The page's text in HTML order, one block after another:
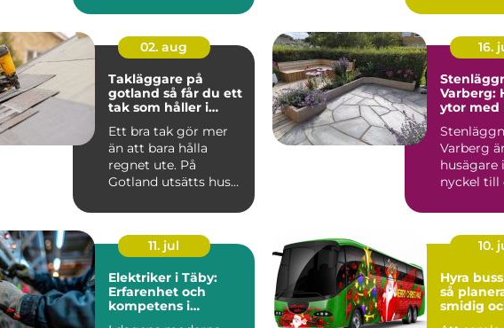
02. aug
Takläggare på
gotland så får du ett
tak som håller i
Ett bra tak gör mer
än att bara hålla
regnet ute. På
Gotland utsätts hus
saltstän...
16.
Varberg:
ytor med
Varberg
husägare
nyckel till
11. jul
Elektriker i Täby:
Erfarenhet och
kompetens i
10.
Hyra
så
smidig